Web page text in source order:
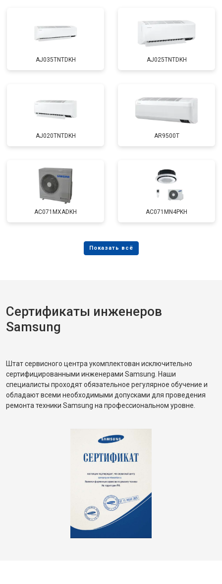
AJ035TNTDKH AJ025TNTDKH
AJ020TNTDKH AR9500T
AC071MXADKH AC071MN4PKH
Сертификаты инженеров
Samsung
Штат сервисного центра укомплектован исключительно
сертифицированными инженерами Samsung. Наши
специалисты проходят обязательное регулярное обучение и
обладают всеми необходимыми допусками для проведения
ремонта техники Samsung на профессиональном уровне.